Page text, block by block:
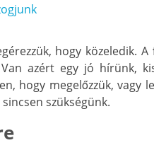
hogy közeledik. A
azért egy jó hírünk,
hogy megelőzzük, vagy
szükségünk.